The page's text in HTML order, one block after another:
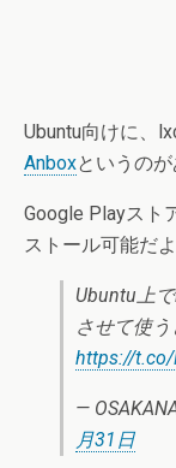
Ubuntu向けに、
Anboxというのが
Google Playスト
ストール可能だ
Ubuntu上
させて使
https://t.co/
—
月31日